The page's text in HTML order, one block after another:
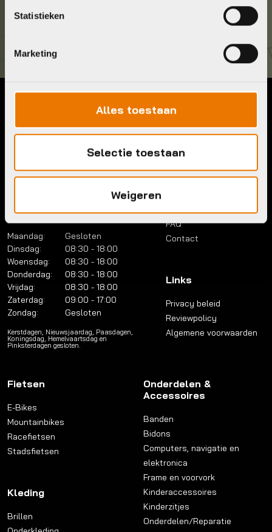
Statistieken
Marketing
Alles toestaan
Selectie toestaan
Weigeren
Brouwerstraat 8B
Telefoon:
036 5304422
info@bykestore.nl
Brouwerstraat 8B
1315 BP Almere
Openingstijden
Maandag:
Gesloten
Dinsdag:
08:30 - 18:00
Woensdag:
08:30 - 18:00
Donderdag:
08:30 - 18:00
Vrijdag:
08:30 - 18:00
Zaterdag:
09:00 - 17:00
Zondag:
Gesloten
Kerstdagen, Nieuwsjaardag, Paasdagen,
Koningsdag, Hemelvaartsdag en
Pinksterdagen gesloten.
Menu
Account
Lease a bike
Over ons
FAQ
Contact
Links
Privacy beleid
Reviewpolicy
Algemene voorwaarden
Fietsen
E-Bikes
Mountainbikes
Racefietsen
Stadsfietsen
Kleding
Brillen
Onderdelen &
Accessoires
Banden
Bidons
Computers, navigatie en
elektronica
Frame en voorvork
Kinderaccessoires
Kinderzitjes
Onderdelen/Reparatie